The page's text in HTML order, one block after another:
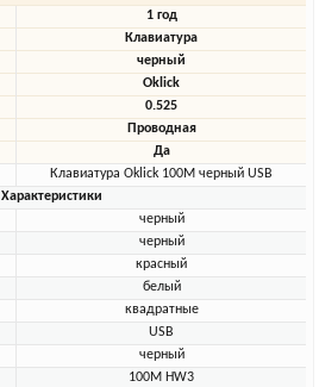
1 год
Клавиатура
черный
Oklick
0.525
Проводная
Да
Клавиатура Oklick 100M черный USB
Характеристики
черный
черный
красный
белый
квадратные
USB
черный
100M HW3